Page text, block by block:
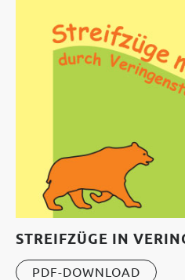
STREIFZÜGE IN
PDF-DOWNLOAD